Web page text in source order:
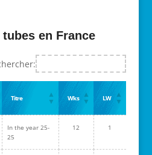
en France
Titre Wks LW
In the year 25-
25
12 1